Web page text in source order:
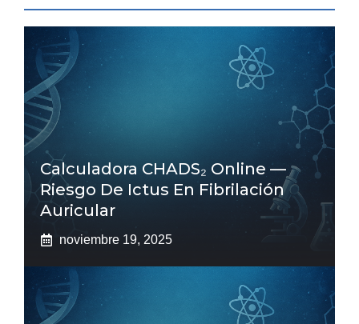
Calculadora CHADS₂ Online —
Riesgo De Ictus En Fibrilación
Auricular
noviembre 19, 2025